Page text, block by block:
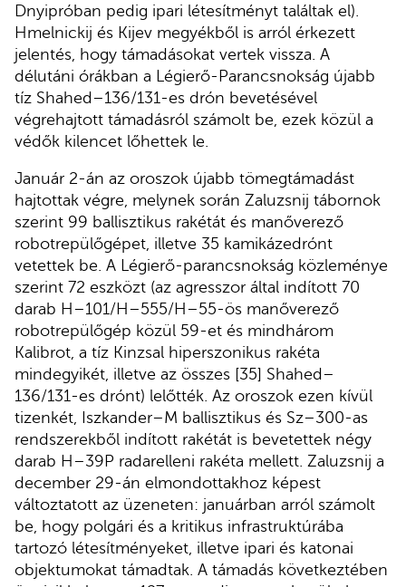
Dnyipróban pedig ipari létesítményt találtak el).
Hmelnickij és Kijev megyékből is arról érkezett
jelentés, hogy támadásokat vertek vissza. A
délutáni órákban a Légierő-Parancsnokság újabb
tíz Shahed–136/131-es drón bevetésével
végrehajtott támadásról számolt be, ezek közül a
védők kilencet lőhettek le.
Január 2-án az oroszok újabb tömegtámadást
hajtottak végre, melynek során Zaluzsnij tábornok
szerint 99 ballisztikus rakétát és manőverező
robotrepülőgépet, illetve 35 kamikázedrónt
vetettek be. A Légierő-parancsnokság közleménye
szerint 72 eszközt (az agresszor által indított 70
darab H–101/H–555/H–55-ös manőverező
robotrepülőgép közül 59-et és mindhárom
Kalibrot, a tíz Kinzsal hiperszonikus rakéta
mindegyikét, illetve az összes [35] Shahed–
136/131-es drónt) lelőtték. Az oroszok ezen kívül
tizenkét, Iszkander–M ballisztikus és Sz–300-as
rendszerekből indított rakétát is bevetettek négy
darab H–39P radarelleni rakéta mellett. Zaluzsnij a
december 29-án elmondottakhoz képest
változtatott az üzeneten: januárban arról számolt
be, hogy polgári és a kritikus infrastruktúrába
tartozó létesítményeket, illetve ipari és katonai
objektumokat támadtak. A támadás következtében